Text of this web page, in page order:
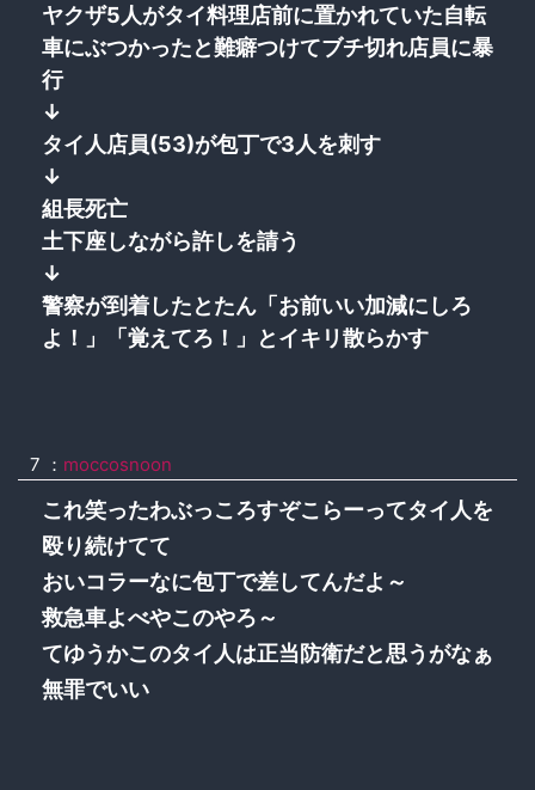
ヤクザ5人がタイ料理店前に置かれていた自転
車にぶつかったと難癖つけてブチ切れ店員に暴
行
↓
タイ人店員(53)が包丁で3人を刺す
↓
組長死亡
土下座しながら許しを請う
↓
警察が到着したとたん「お前いい加減にしろ
よ！」「覚えてろ！」とイキリ散らかす
7 ： moccosnoon
これ笑ったわぶっころすぞこらーってタイ人を
殴り続けてて
おいコラーなに包丁で差してんだよ～
救急車よべやこのやろ～
てゆうかこのタイ人は正当防衛だと思うがなぁ
無罪でいい